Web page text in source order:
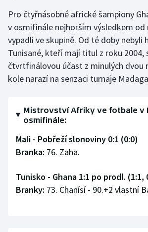
Olympijské hry
Parasport
Ragby
Rychlobruslení
Short track
Pro čtyřnásobné africké šampiony
v osmifinále nejhorším výsledkem od
vypadli ve skupině. Od té doby nebyli
Tunisané, kteří mají titul z roku 2004,
čtvrtfinálovou účast z minulých dvou
kole narazí na senzaci turnaje
Mistrovství Afriky ve fotbale v
osmifinále:
Mali - Pobřeží slonoviny 0:1 (0:0)
Branka: 76. Zaha.
Tunisko - Ghana 1:1 po prodl. (1:1,
Branky: 73. Chanísí - 90.+2 vlastní